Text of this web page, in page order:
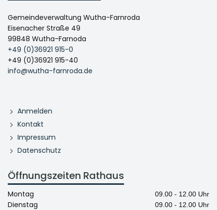
Gemeindeverwaltung Wutha-Farnroda
Eisenacher Straße 49
99848 Wutha-Farnoda
+49 (0)36921 915-0
+49 (0)36921 915-40
info@wutha-farnroda.de
Anmelden
Kontakt
Impressum
Datenschutz
Öffnungszeiten Rathaus
Montag 09.00 - 12.00 Uhr
Dienstag
09.00 - 12.00 Uhr